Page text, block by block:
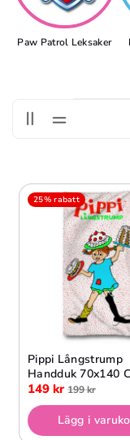
Paw Patrol Leksaker
25% rabatt
Pippi Långstrump
Handduk 70x140
149 kr 199 kr
Lägg i